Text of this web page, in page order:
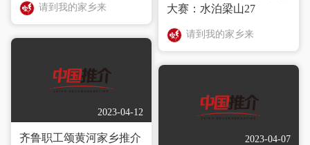
镇
请到我的家乡来
2023-04-12
齐鲁职工颂黄河家乡推介
大赛：水泊梁山27
请到我的家乡来
2023-04-07